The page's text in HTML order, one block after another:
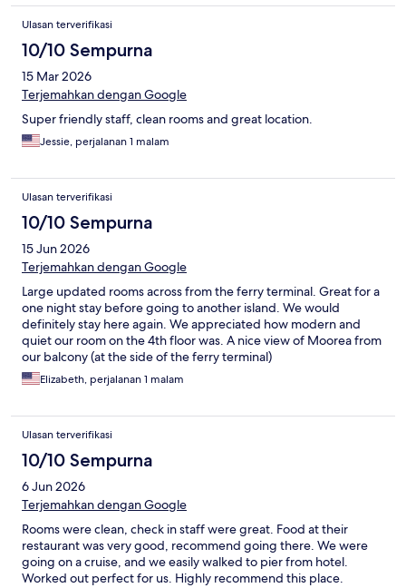
Ulasan terverifikasi
10/10 Sempurna
15 Mar 2026
Terjemahkan dengan Google
Super friendly staff, clean rooms and great location.
Jessie, perjalanan 1 malam
Ulasan terverifikasi
10/10 Sempurna
15 Jun 2026
Terjemahkan dengan Google
Large updated rooms across from the ferry terminal. Great for a
one night stay before going to another island. We would
definitely stay here again. We appreciated how modern and
quiet our room on the 4th floor was. A nice view of Moorea from
our balcony (at the side of the ferry terminal)
Elizabeth, perjalanan 1 malam
Ulasan terverifikasi
10/10 Sempurna
6 Jun 2026
Terjemahkan dengan Google
Rooms were clean, check in staff were great. Food at their
restaurant was very good, recommend going there. We were
going on a cruise, and we easily walked to pier from hotel.
Worked out perfect for us. Highly recommend this place.